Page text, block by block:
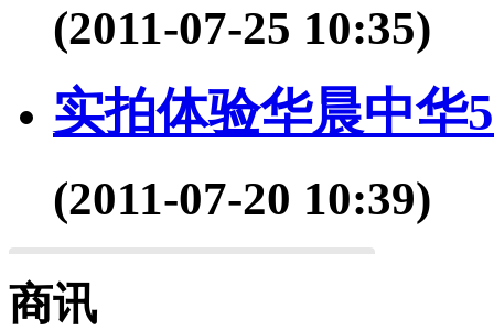
(2011-07-25 10:35)
实拍体验华晨中华
(2011-07-20 10:39)
商讯